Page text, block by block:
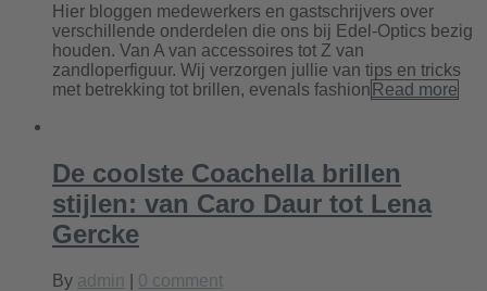
Hier bloggen medewerkers en gastschrijvers over
verschillende onderdelen die ons bij Edel-Optics bezig
houden. Van A van accessoires tot Z van
zandloperfiguur. Wij verzorgen jullie van tips en tricks
met betrekking tot brillen, evenals fashion Read more
De coolste Coachella brillen
stijlen: van Caro Daur tot Lena
Gercke
By admin 0 comment